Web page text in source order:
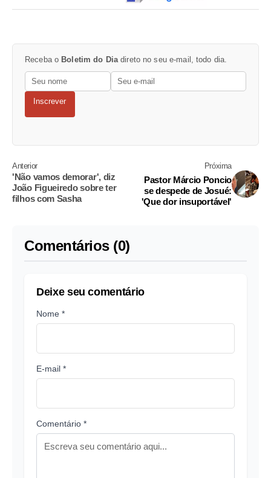
Receba o Boletim do Dia direto no seu e-mail, todo dia.
Inscrever
Anterior
'Não vamos demorar', diz
João Figueiredo sobre ter
filhos com Sasha
Próxima
Pastor Márcio Poncio
se despede de Josué:
'Que dor insuportável'
Comentários (0)
Deixe seu comentário
Nome *
E-mail *
Comentário *